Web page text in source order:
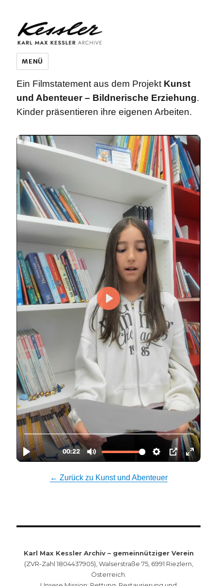
KARL MAX KESSLER ARCHIVE
MENÜ
Ein Filmstatement aus dem Projekt Kunst
und Abenteuer – Bildnerische Erziehung.
Kinder präsentieren ihre eigenen Arbeiten.
← Zurück zu Kunst und Abenteuer
Karl Max Kessler Archiv – gemeinnütziger Verein
(ZVR-Zahl 1804437905), Walserstraße 75, 6991 Riezlern,
Österreich.